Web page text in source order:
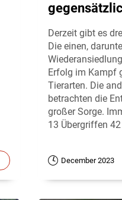
Derzeit gibt es
Die einen,
Erfolg im Kampf
Tierarten. Die
betrachten die
großer Sorge.
13 Übergriffen
December 2023